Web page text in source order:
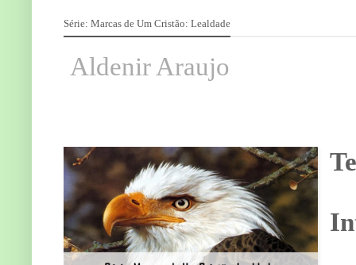
Série: Marcas de Um Cristão: Lealdade
Aldenir Araujo